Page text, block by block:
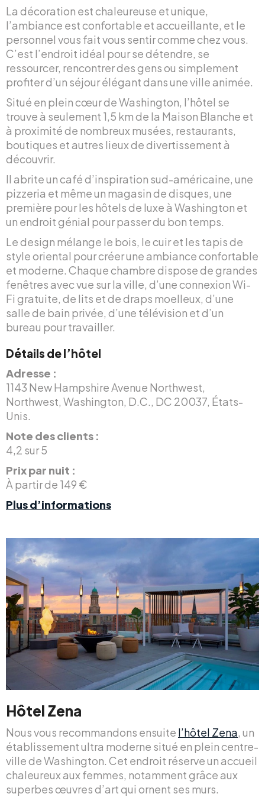
La décoration est chaleureuse et unique,
l’ambiance est confortable et accueillante, et le
personnel vous fait vous sentir comme chez vous.
C’est l’endroit idéal pour se détendre, se
ressourcer, rencontrer des gens ou simplement
profiter d’un séjour élégant dans une ville animée.
Situé en plein cœur de Washington, l’hôtel se
trouve à seulement 1,5 km de la Maison Blanche et
à proximité de nombreux musées, restaurants,
boutiques et autres lieux de divertissement à
découvrir.
Il abrite un café d’inspiration sud-américaine, une
pizzeria et même un magasin de disques, une
première pour les hôtels de luxe à Washington et
un endroit génial pour passer du bon temps.
Le design mélange le bois, le cuir et les tapis de
style oriental pour créer une ambiance confortable
et moderne. Chaque chambre dispose de grandes
fenêtres avec vue sur la ville, d’une connexion Wi-
Fi gratuite, de lits et de draps moelleux, d’une
salle de bain privée, d’une télévision et d’un
bureau pour travailler.
Détails de l’hôtel
Adresse :
1143 New Hampshire Avenue Northwest,
Northwest, Washington, D.C., DC 20037, États-
Unis.
Note des clients :
4,2 sur 5
Prix par nuit :
À partir de 149 €
Plus d’informations
Hôtel Zena
Nous vous recommandons ensuite l’hôtel Zena, un
établissement ultra moderne situé en plein centre-
ville de Washington. Cet endroit réserve un accueil
chaleureux aux femmes, notamment grâce aux
superbes œuvres d’art qui ornent ses murs.